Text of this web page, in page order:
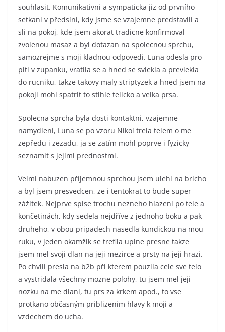
souhlasit. Komunikativni a sympaticka jiz od prvního
setkani v předsíni, kdy jsme se vzajemne predstavili a
sli na pokoj, kde jsem akorat tradicne konfirmoval
zvolenou masaz a byl dotazan na spolecnou sprchu,
samozrejme s moji kladnou odpovedi. Luna odesla pro
piti v zupanku, vratila se a hned se svlekla a prevlekla
do rucniku, takze takovy maly striptyzek a hned jsem na
pokoji mohl spatrit to stihle telicko a velka prsa.
Spolecna sprcha byla dosti kontaktni, vzajemne
namydleni, Luna se po vzoru Nikol trela telem o me
zepředu i zezadu, ja se zatím mohl poprve i fyzicky
seznamit s jejími prednostmi.
Velmi nabuzen příjemnou sprchou jsem ulehl na bricho
a byl jsem presvedcen, ze i tentokrat to bude super
zážitek. Nejprve spise trochu nezneho hlazeni po tele a
končetinách, kdy sedela nejdříve z jednoho boku a pak
druheho, v obou pripadech nasedla kundickou na mou
ruku, v jeden okamžik se trefila uplne presne takze
jsem mel svoji dlan na jeji mezirce a prsty na jeji hrazi.
Po chvili presla na b2b při kterem pouzila cele sve telo
a vystridala všechny mozne polohy, tu jsem mel jeji
nozku na me dlani, tu prs za krkem apod., to vse
protkano občasným priblizenim hlavy k moji a
vzdechem do ucha.